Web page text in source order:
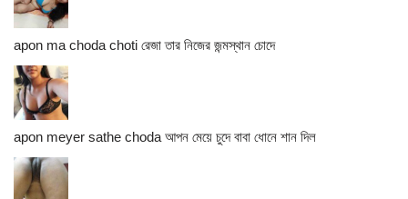
apon ma choda choti রেজা তার নিজের জন্মস্থান চোদে
apon meyer sathe choda আপন মেয়ে চুদে বাবা ধোনে শান দিল